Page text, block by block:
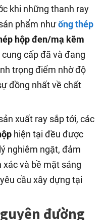
khi những thanh ray
phẩm nhưống thép
hộp đen/mạ kẽm
cấp đã và đang
trọng điểm nhờ độ
đồng nhất về chất
xuất ray sắp tới, các
hiện tại đều được
nghiêm ngặt, đảm
xác và bề mặt sáng
cầu xây dựng tại
đường